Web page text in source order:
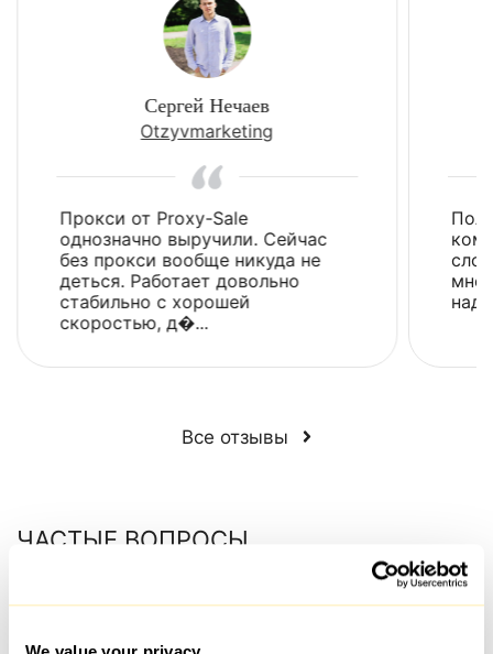
Сергей Нечаев
Otzyvmarketing
Прокси от Proxy-Sale
однозначно выручили. Сейчас
без прокси вообще никуда не
деться. Работает довольно
стабильно с хорошей
скоростью, д�...
Все отзывы
ЧАСТЫЕ ВОПРОСЫ